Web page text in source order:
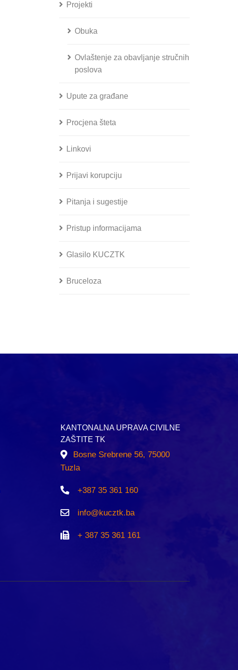
Projekti
Obuka
Ovlaštenje za obavljanje stručnih
poslova
Upute za građane
Procjena šteta
Linkovi
Prijavi korupciju
Pitanja i sugestije
Pristup informacijama
Glasilo KUCZTK
Bruceloza
KANTONALNA UPRAVA CIVILNE
ZAŠTITE TK
Bosne Srebrene 56, 75000
Tuzla
+387 35 361 160
info@kucztk.ba
+ 387 35 361 161